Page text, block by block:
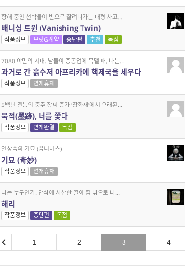
항해 중인 선박들이 반으로 잘려나가는 대형 사고...
배니싱 트윈 (Vanishing Twin)
작품정보 브릿G계약 중단편 추천 독점
7080 야만의 시대. 남들이 중공업에 목맬 때, 나는...
과거로 간 흙수저 아프리카에 핵제국을 세우다
작품정보 연재휴재
5백년 전통의 충주 장씨 종가 ‘창화재’에서 오래된...
묵적(墨跡), 너를 쫓다
작품정보 연재완결 독점
일상속의 기묘 (옴니버스)
기묘 (奇妙)
작품정보 연재휴재
나는 누구인가. 만삭에 사산한 딸이 집 밖으로 나...
해리
작품정보 중단편 독점
1 2 3 4